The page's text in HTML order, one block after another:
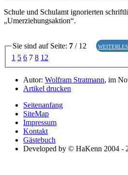
Schule und Schulamt ignorierten
„Umerziehungsaktion“.
Sie sind auf Seite: 7 / 12
1 5 6 7 8 12
Autor: Wolfram Stratmann, im
Artikel drucken
Seitenanfang
SiteMap
Impressum
Kontakt
Gästebuch
Developed by © HaKenn 2004 -